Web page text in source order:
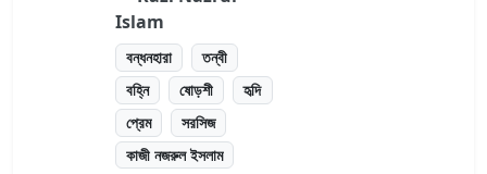
Islam
বন্ধনহারা
তন্বী
বহ্নি
ষোড়শী
হৃদি
প্রেম
সরসিজ
কাজী নজরুল ইসলাম